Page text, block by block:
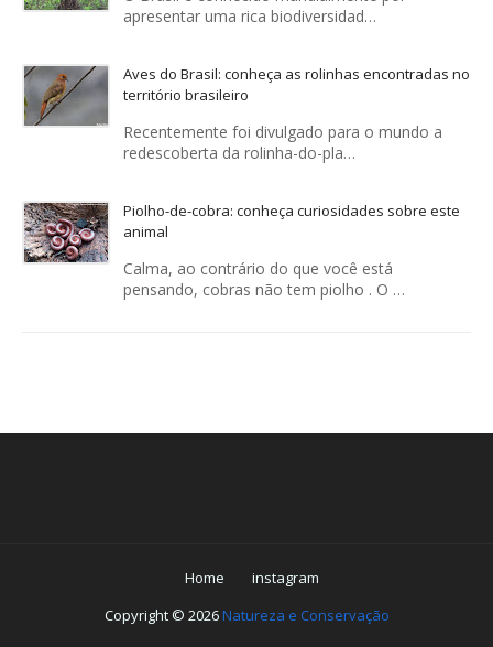
apresentar uma rica biodiversidad…
Aves do Brasil: conheça as rolinhas encontradas no
território brasileiro
Recentemente foi divulgado para o mundo a
redescoberta da rolinha-do-pla…
Piolho-de-cobra: conheça curiosidades sobre este
animal
Calma, ao contrário do que você está
pensando, cobras não tem piolho . O …
Home
instagram
Copyright © 2026Natureza e Conservação